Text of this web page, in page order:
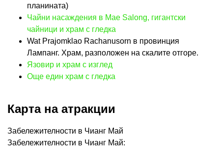
планината)
Чайни насаждения в Mae Salong, гигантски
чайници и храм с гледка
Wat Prajomklao Rachanusorn в провинция
Лампанг. Храм, разположен на скалите отгоре.
Язовир и храм с изглед
Още един храм с гледка
Карта на атракции
Забележителности в Чианг Май
Забележителности в Чианг Май: